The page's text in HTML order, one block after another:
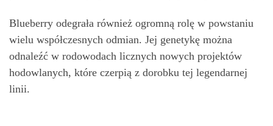
Blueberry odegrała również ogromną rolę w powstaniu
wielu współczesnych odmian. Jej genetykę można
odnaleźć w rodowodach licznych nowych projektów
hodowlanych, które czerpią z dorobku tej legendarnej
linii.